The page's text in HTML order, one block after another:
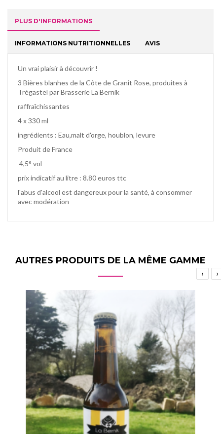
PLUS D'INFORMATIONS
INFORMATIONS NUTRITIONNELLES AVIS
Un vrai plaisir à découvrir !
3 Bières blanhes de la Côte de Granit Rose, produites à
Trégastel par Brasserie La Bernik
raffraîchissantes
4 x 330 ml
ingrédients : Eau,malt d'orge, houblon, levure
Produit de France
4,5° vol
prix indicatif au litre : 8.80 euros ttc
l'abus d'alcool est dangereux pour la santé, à consommer
avec modération
AUTRES PRODUITS DE LA MÊME GAMME
‹ ›